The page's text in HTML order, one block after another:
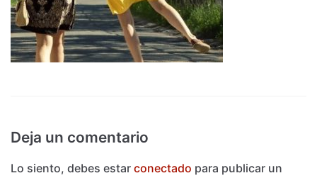
Deja un comentario
Lo siento, debes estar conectado para publicar un